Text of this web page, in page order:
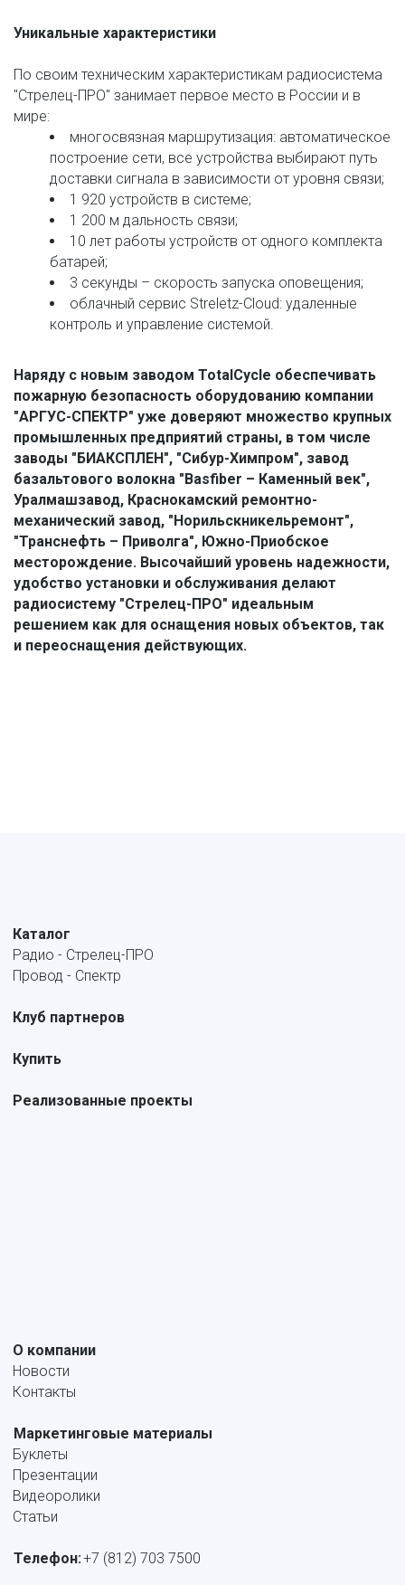
Уникальные характеристики
По своим техническим характеристикам радиосистема
"Стрелец-ПРО" занимает первое место в России и в
мире:
многосвязная маршрутизация: автоматическое
построение сети, все устройства выбирают путь
доставки сигнала в зависимости от уровня связи;
1 920 устройств в системе;
1 200 м дальность связи;
10 лет работы устройств от одного комплекта
батарей;
3 секунды – скорость запуска оповещения;
облачный сервис Streletz-Cloud: удаленные
контроль и управление системой.
Наряду с новым заводом TotalCycle обеспечивать
пожарную безопасность оборудованию компании
"АРГУС-СПЕКТР" уже доверяют множество крупных
промышленных предприятий страны, в том числе
заводы "БИАКСПЛЕН", "Сибур-Химпром", завод
базальтового волокна "Basfiber – Каменный век",
Уралмашзавод, Краснокамский ремонтно-
механический завод, "Норильскникельремонт",
"Транснефть – Приволга", Южно-Приобское
месторождение. Высочайший уровень надежности,
удобство установки и обслуживания делают
радиосистему "Стрелец-ПРО" идеальным
решением как для оснащения новых объектов, так
и переоснащения действующих.
Каталог
Радио - Стрелец-ПРО
Провод - Спектр
Клуб партнеров
Купить
Реализованные проекты
О компании
Новости
Контакты
Маркетинговые материалы
Буклеты
Презентации
Видеоролики
Статьи
Телефон:+7 (812) 703 7500